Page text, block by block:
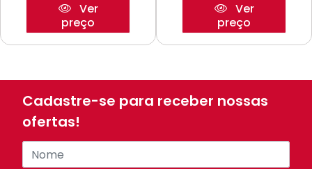
Ver
preço
Ver
preço
Cadastre-se para receber nossas
ofertas!